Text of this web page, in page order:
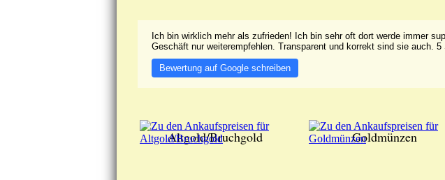
Ich bin wirklich mehr als zufrieden! Ich bin sehr oft dort werde immer
Geschäft nur weiterempfehlen. Transparent und korrekt sind sie auch.
Bewertung auf Google schreiben
Altgold/Bruchgold Goldmünzen